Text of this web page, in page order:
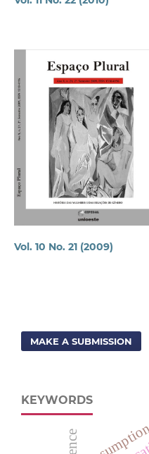
Vol. 10 No. 21 (2009)
MAKE A SUBMISSION
KEYWORDS